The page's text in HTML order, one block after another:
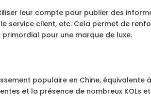
leur compte pour publier des
service client, etc. Cela permet de
pour une marque de luxe.
populaire en Chine, équivalente
et la présence de nombreux KOLs